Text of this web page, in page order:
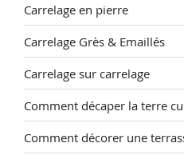
Carrelage en pierre
Carrelage Grès & Emaillés
Carrelage sur carrelage
Comment décaper la terre
Comment décorer une